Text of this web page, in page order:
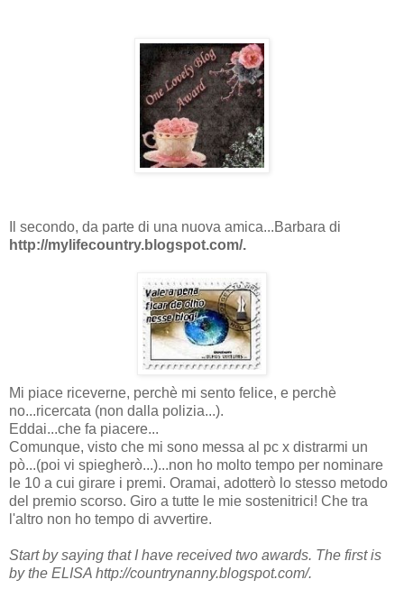
Il secondo, da parte di una nuova amica...Barbara di
http://mylifecountry.blogspot.com/.
Mi piace riceverne, perchè mi sento felice, e perchè
no...ricercata (non dalla polizia...).
Eddai...che fa piacere...
Comunque, visto che mi sono messa al pc x distrarmi un
pò...(poi vi spiegherò...)...non ho molto tempo per nominare
le 10 a cui girare i premi. Oramai, adotterò lo stesso metodo
del premio scorso. Giro a tutte le mie sostenitrici! Che tra
l'altro non ho tempo di avvertire.
Start by saying that I have received two awards. The first is
by the ELISA http://countrynanny.blogspot.com/.